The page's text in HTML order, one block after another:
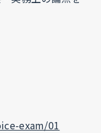
exam/01